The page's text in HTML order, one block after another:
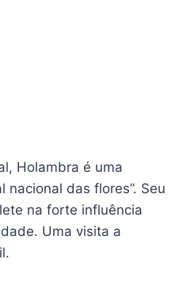
Holambra é uma
das flores”. Seu
na forte influência
Uma visita a